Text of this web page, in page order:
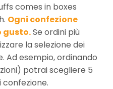
comes in boxes
Ogni confezione
gusto.Se ordini più
la selezione dei
Ad esempio, ordinando
potrai scegliere 5
confezione.